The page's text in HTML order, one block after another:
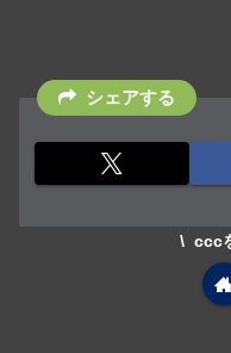
シェアする
ccc